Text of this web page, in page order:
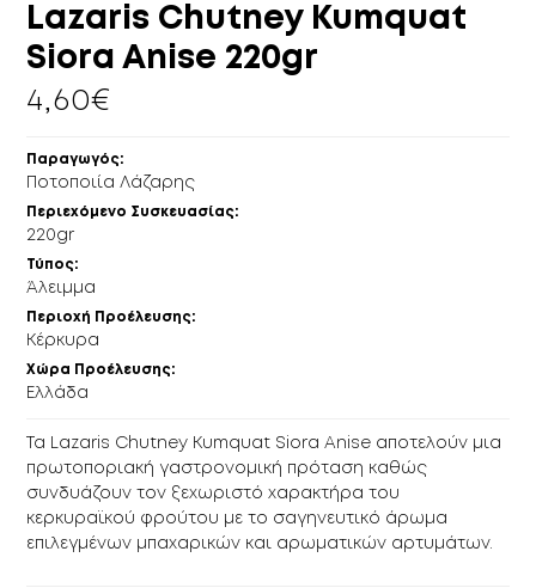
Lazaris Chutney Kumquat
Siora Anise 220gr
4,60€
Παραγωγός:
Ποτοποιία Λάζαρης
Περιεχόμενο Συσκευασίας:
220gr
Τύπος:
Άλειμμα
Περιοχή Προέλευσης:
Κέρκυρα
Xώρα Προέλευσης:
Ελλάδα
Τα Lazaris Chutney Kumquat Siora Anise αποτελούν μια
πρωτοποριακή γαστρονομική πρόταση καθώς
συνδυάζουν τον ξεχωριστό χαρακτήρα του
κερκυραϊκού φρούτου με το σαγηνευτικό άρωμα
επιλεγμένων μπαχαρικών και αρωματικών αρτυμάτων.